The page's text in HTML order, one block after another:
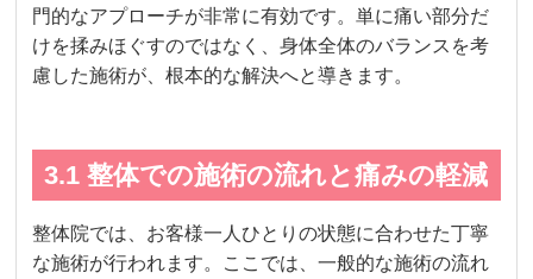
門的なアプローチが非常に有効です。単に痛い部分だ
けを揉みほぐすのではなく、身体全体のバランスを考
慮した施術が、根本的な解決へと導きます。
3.1 整体での施術の流れと痛みの軽減
整体院では、お客様一人ひとりの状態に合わせた丁寧
な施術が行われます。ここでは、一般的な施術の流れ